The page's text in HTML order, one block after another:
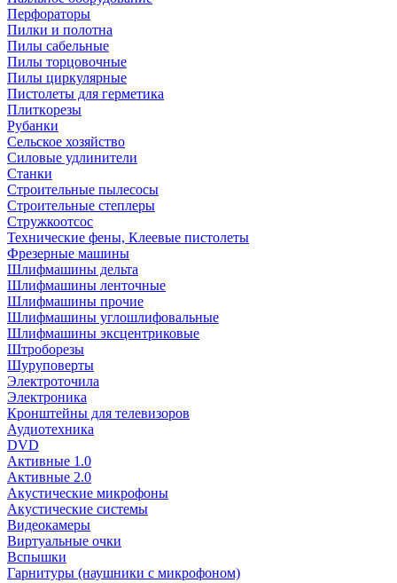
Перфораторы
Пилки и полотна
Пилы сабельные
Пилы торцовочные
Пилы циркулярные
Пистолеты для герметика
Плиткорезы
Рубанки
Сельское хозяйство
Силовые удлинители
Станки
Строительные пылесосы
Строительные степлеры
Стружкоотсос
Технические фены, Клеевые пистолеты
Фрезерные машины
Шлифмашины дельта
Шлифмашины ленточные
Шлифмашины прочие
Шлифмашины углошлифовальные
Шлифмашины эксцентриковые
Штроборезы
Шуруповерты
Электроточила
Электроника
Кронштейны для телевизоров
Аудиотехника
DVD
Активные 1.0
Активные 2.0
Акустические микрофоны
Акустические системы
Видеокамеры
Виртуальные очки
Вспышки
Гарнитуры (наушники с микрофоном)